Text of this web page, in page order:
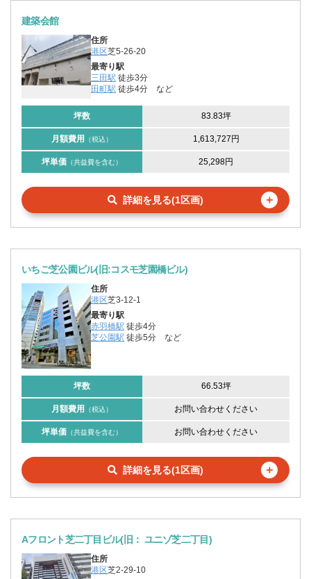
建築会館
住所
港区芝5-26-20
最寄り駅
三田駅 徒歩3分
田町駅 徒歩4分 など
坪数 83.83坪
月額費用 （税込） 1,613,727円
坪単価 （共益費を含む） 25,298円
詳細を見る(1区画) ＋
いちご芝公園ビル(旧:コスモ芝園橋ビル)
住所
港区芝3-12-1
最寄り駅
赤羽橋駅 徒歩4分
芝公園駅 徒歩5分 など
坪数 66.53坪
月額費用 （税込） お問い合わせください
坪単価 （共益費を含む） お問い合わせください
詳細を見る(1区画) ＋
Aフロント芝二丁目ビル(旧： ユニゾ芝二丁目)
住所
港区芝2-29-10